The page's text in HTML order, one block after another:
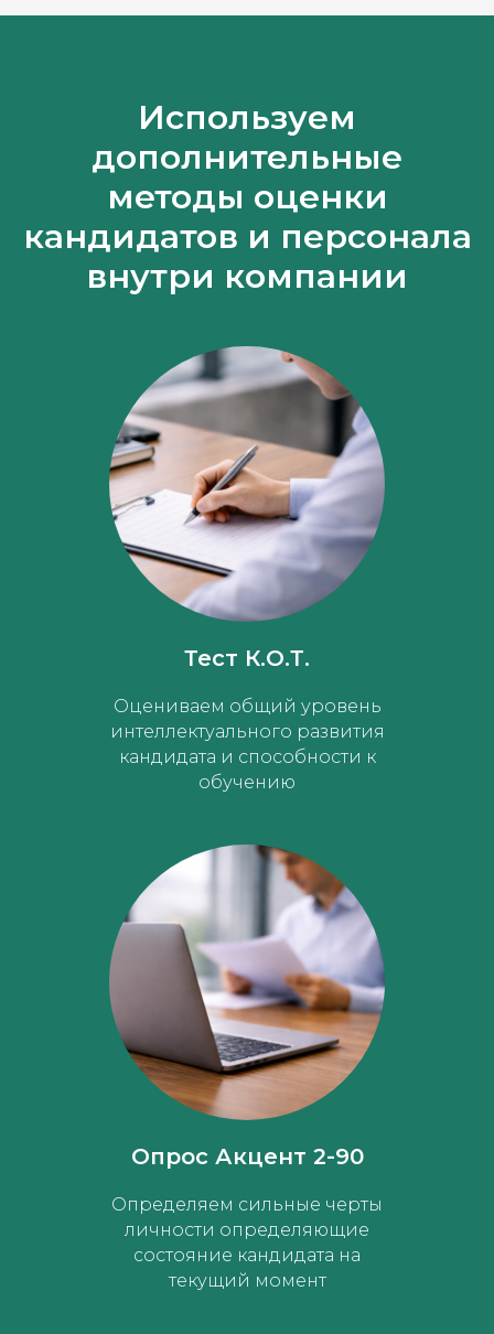
Используем
дополнительные
методы оценки
кандидатов и персонала
внутри компании
Тест К.О.Т.
Оцениваем общий уровень
интеллектуального развития
кандидата и способности к
обучению
Опрос Акцент 2-90
Определяем сильные черты
личности определяющие
состояние кандидата на
текущий момент